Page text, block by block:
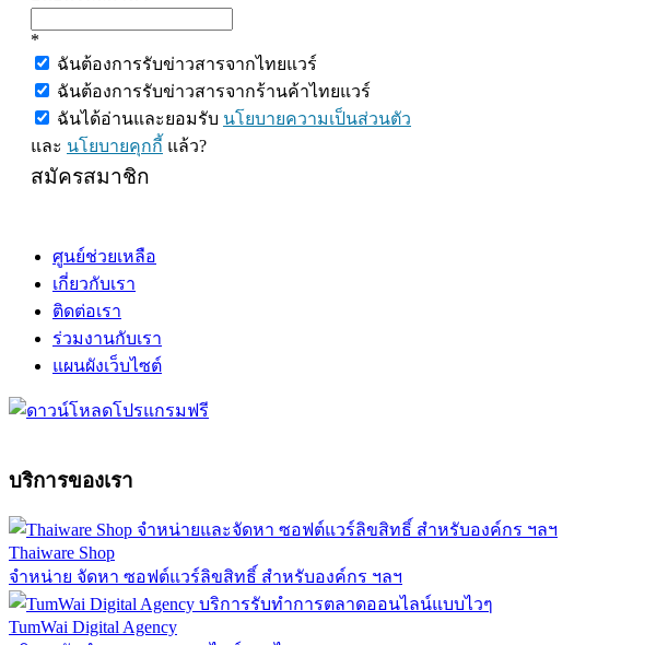
*
ฉันต้องการรับข่าวสารจากไทยแวร์
ฉันต้องการรับข่าวสารจากร้านค้าไทยแวร์
ฉันได้อ่านและยอมรับ นโยบายความเป็นส่วนตัว
และ นโยบายคุกกี้ แล้ว?
สมัครสมาชิก
ศูนย์ช่วยเหลือ
เกี่ยวกับเรา
ติดต่อเรา
ร่วมงานกับเรา
แผนผังเว็บไซต์
บริการของเรา
Thaiware Shop
จำหน่าย จัดหา ซอฟต์แวร์ลิขสิทธิ์ สำหรับองค์กร ฯลฯ
TumWai Digital Agency